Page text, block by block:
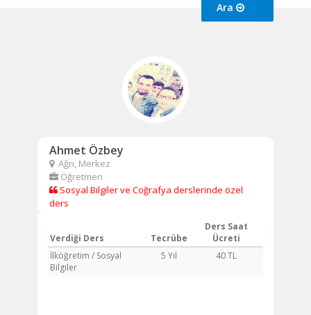
Ara
Ahmet Özbey
Ağrı, Merkez
Öğretmen
Sosyal Bilgiler ve Coğrafya derslerinde özel
ders
Verdiği Ders Tecrübe
Ders Saat
Ücreti
İlköğretim / Sosyal
Bilgiler
5 Yıl 40 TL